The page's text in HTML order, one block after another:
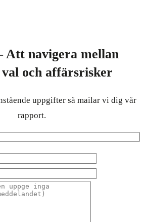
Att navigera mellan
och affärsrisker
uppgifter så mailar vi dig vår
rapport.